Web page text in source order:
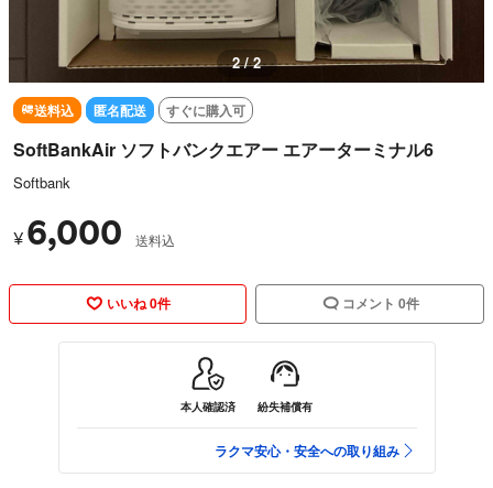
1 / 2
送料込 匿名配送 すぐに購入可
SoftBankAir ソフトバンクエアー エアーターミナル6
Softbank
¥ 6,000 送料込
いいね 0件 コメント 0件
本人確認済 紛失補償有
ラクマ安心・安全への取り組み